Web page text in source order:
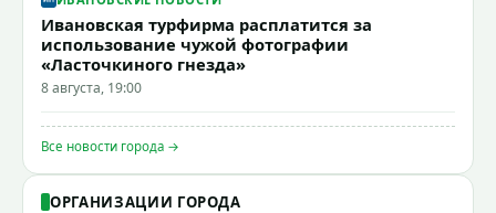
Ивановская турфирма расплатится за
использование чужой фотографии
«Ласточкиного гнезда»
8 августа, 19:00
Все новости города →
ОРГАНИЗАЦИИ ГОРОДА